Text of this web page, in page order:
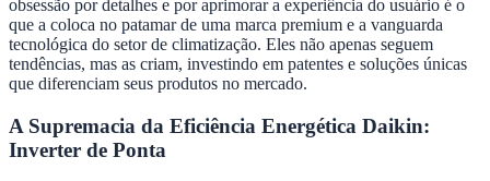
obsessão por detalhes e por aprimorar a experiência do usuário é o
que a coloca no patamar de uma marca premium e a vanguarda
tecnológica do setor de climatização. Eles não apenas seguem
tendências, mas as criam, investindo em patentes e soluções únicas
que diferenciam seus produtos no mercado.
A Supremacia da Eficiência Energética Daikin:
Inverter de Ponta